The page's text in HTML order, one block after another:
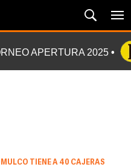
APERTURA 2025
TIENE A 40 CAJERAS